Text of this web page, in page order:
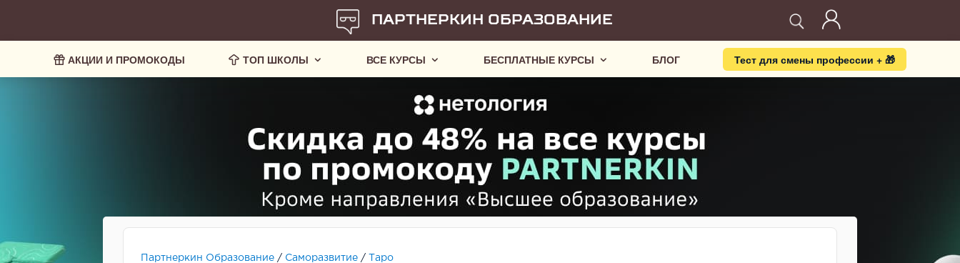
ПАРТНЕРКИН ОБРАЗОВАНИЕ
АКЦИИ И ПРОМОКОДЫ ТОП ШКОЛЫ ВСЕ КУРСЫ БЕСПЛАТНЫЕ КУРСЫ БЛОГ Тест для смены профессии + 🎁
Партнеркин Образование / Саморазвитие / Таро